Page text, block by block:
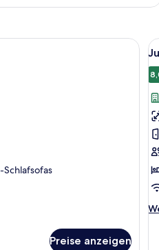
gemusterten Überwurf, einem
Ein modernes Hotelzimmer mit
Preise anzeigen